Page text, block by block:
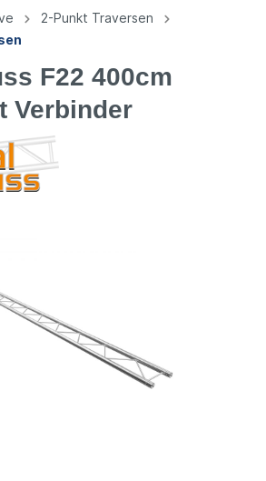
2-Punkt Traversen
F22 400cm
Verbinder